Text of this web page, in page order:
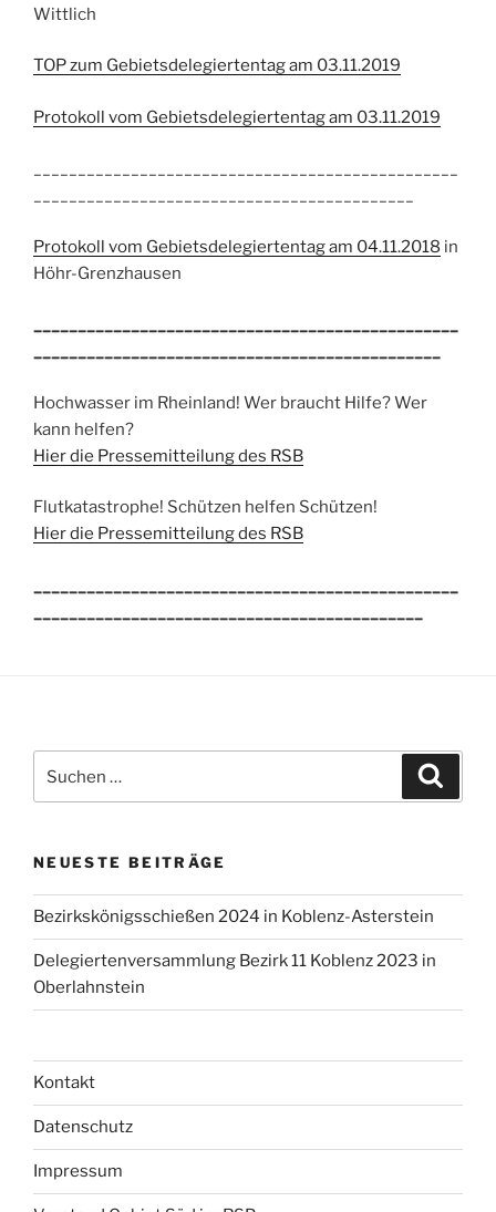
Wittlich
TOP zum Gebietsdelegiertentag am 03.11.2019
Protokoll vom Gebietsdelegiertentag am 03.11.2019
Protokoll vom Gebietsdelegiertentag am 04.11.2018 in
Höhr-Grenzhausen
Hochwasser im Rheinland! Wer braucht Hilfe? Wer
kann helfen?
Hier die Pressemitteilung des RSB
Flutkatastrophe! Schützen helfen Schützen!
Hier die Pressemitteilung des RSB
nach:
NEUESTE BEITRÄGE
Bezirkskönigsschießen 2024 in Koblenz-Asterstein
Delegiertenversammlung Bezirk 11 Koblenz 2023 in
Oberlahnstein
Kontakt
Datenschutz
Impressum